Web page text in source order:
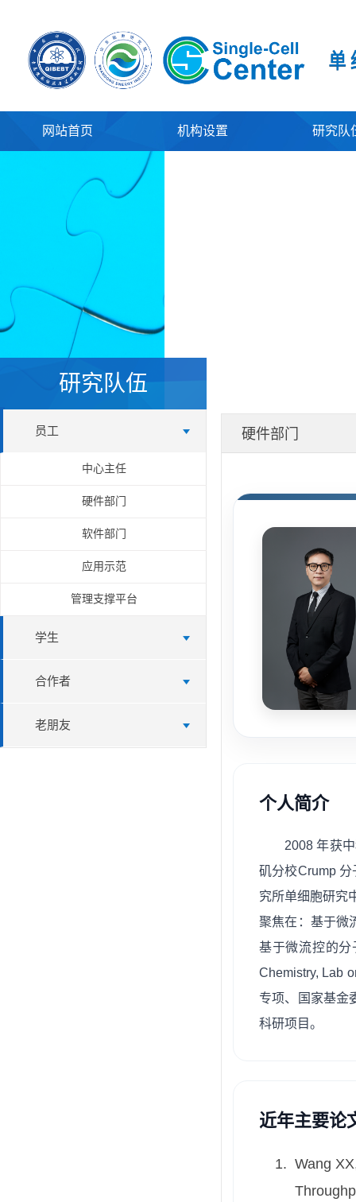
网站首页 机构设置 研究队
研究队伍
员工
中心主任
硬件部门
软件部门
应用示范
管理支撑平台
学生
合作者
老朋友
硬件部门
个人简介
2008 年获
矶分校Crump
究所单细胞研究
聚焦在：基于微
基于微流控的分
Chemistry, Lab
专项、国家基金
科研项目。
近年主要论
Wang